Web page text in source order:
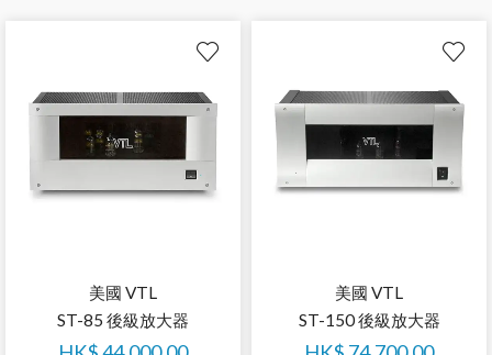
美國 VTL
ST-85 後級放大器
美國 VTL
ST-150 後級放大器